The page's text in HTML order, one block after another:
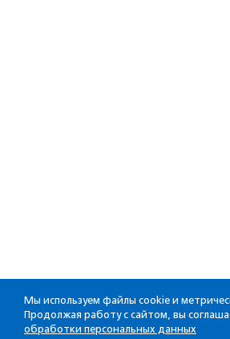
Мы используем файлы cookie и
Продолжая работу с сайтом, вы
обработки персональных данных